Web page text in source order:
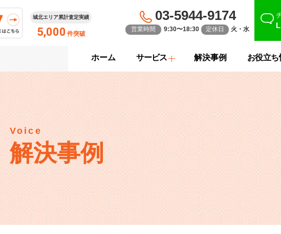
城北エリア累計査定実績
5,000 件突破
03-5944-9174
営業時間 9:30〜18:30 定休日 火・水
ホーム サービス 解決事例 お役立ち
Voice
解決事例